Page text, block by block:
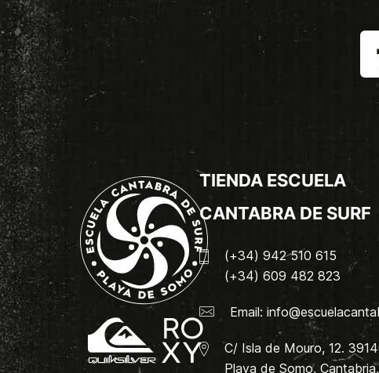
TIENDA ESCUELA
CANTABRA DE SURF
(+34) 942 510 615
(+34) 609 482 823
Email:
C/ Isla de Mouro, 12.
Playa de Somo,